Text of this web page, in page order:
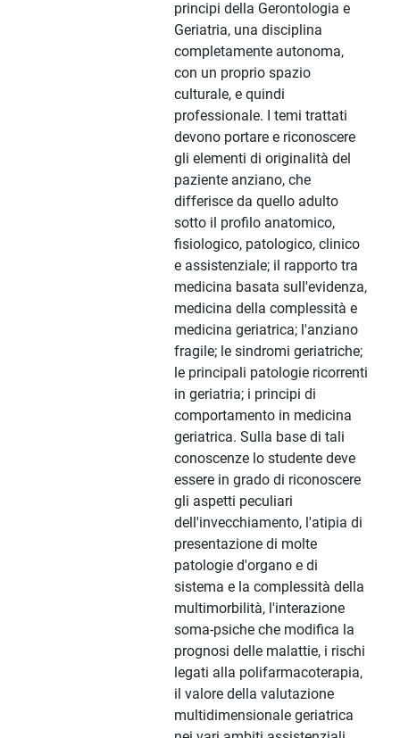
principi della Gerontologia e
Geriatria, una disciplina
completamente autonoma,
con un proprio spazio
culturale, e quindi
professionale. I temi trattati
devono portare e riconoscere
gli elementi di originalità del
paziente anziano, che
differisce da quello adulto
sotto il profilo anatomico,
fisiologico, patologico, clinico
e assistenziale; il rapporto tra
medicina basata sull'evidenza,
medicina della complessità e
medicina geriatrica; l'anziano
fragile; le sindromi geriatriche;
le principali patologie ricorrenti
in geriatria; i principi di
comportamento in medicina
geriatrica. Sulla base di tali
conoscenze lo studente deve
essere in grado di riconoscere
gli aspetti peculiari
dell'invecchiamento, l'atipia di
presentazione di molte
patologie d'organo e di
sistema e la complessità della
multimorbilità, l'interazione
soma-psiche che modifica la
prognosi delle malattie, i rischi
legati alla polifarmacoterapia,
il valore della valutazione
multidimensionale geriatrica